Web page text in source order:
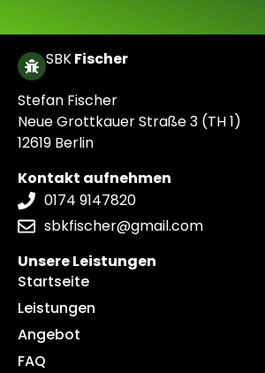
SBKFischer
Stefan Fischer
Neue Grottkauer Straße 3 (TH 1)
12619 Berlin
Kontakt aufnehmen
0174 9147820
sbkfischer@gmail.com
Unsere Leistungen
Startseite
Leistungen
Angebot
FAQ